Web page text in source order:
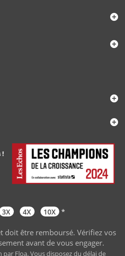
3X 4X 10X *
doit être remboursé. Vérifiez vos
avant de vous engager.
Floa. Vous disposez du délai de